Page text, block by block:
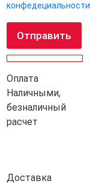
конфедециальности
Отправить
Оплата
Наличными,
безналичный
расчет
Доставка